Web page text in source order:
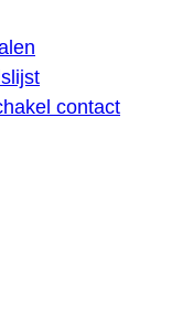
contact